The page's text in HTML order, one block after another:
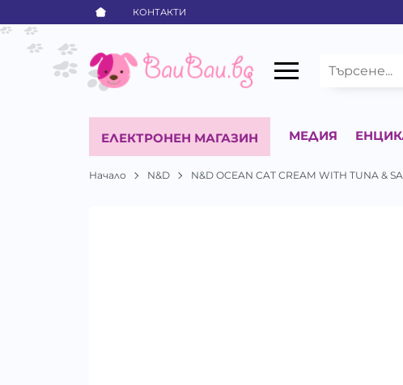
КОНТАКТИ
ЕЛЕКТРОНЕН МАГАЗИН МЕДИЯ
Начало N&D N&D OCEAN CAT CREAM WITH TUNA &